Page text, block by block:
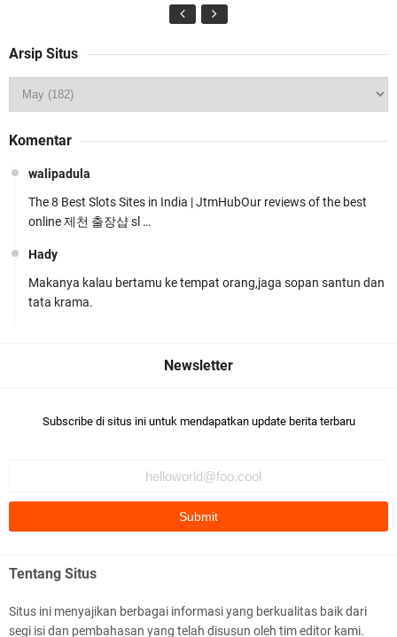
Rosyadi, S.H. Siap Melanjukan
Ditlantas Polda NTB Edukasi Tertib Berlalu di
Polda NTB Apresiasi BKTM Lelede Sampaikan
Pesan Kamtibmas
Arsip Situs
Komentar
walipadula
The 8 Best Slots Sites in India | JtmHubOur reviews of the best
online 제천 출장샵 sl …
Hady
Makanya kalau bertamu ke tempat orang,jaga sopan santun dan
tata krama.
Subscribe di situs ini untuk mendapatkan update berita terbaru
Tentang Situs
Situs ini menyajikan berbagai informasi yang berkualitas baik dari
segi isi dan pembahasan yang telah disusun oleh tim editor kami.